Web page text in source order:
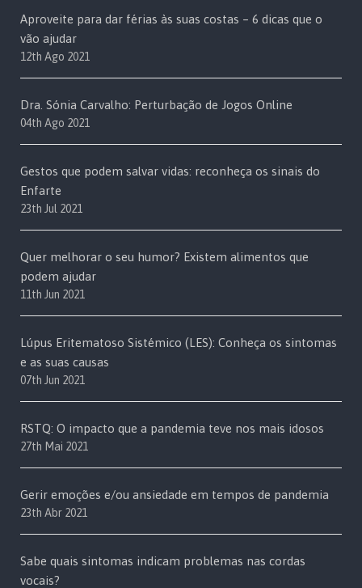
Aproveite para dar férias às suas costas – 6 dicas que o
vão ajudar
12th Ago 2021
Dra. Sónia Carvalho: Perturbação de Jogos Online
04th Ago 2021
Gestos que podem salvar vidas: reconheça os sinais do
Enfarte
23th Jul 2021
Quer melhorar o seu humor? Existem alimentos que
podem ajudar
11th Jun 2021
Lúpus Eritematoso Sistémico (LES): Conheça os sintomas
e as suas causas
07th Jun 2021
RSTQ: O impacto que a pandemia teve nos mais idosos
27th Mai 2021
Gerir emoções e/ou ansiedade em tempos de pandemia
23th Abr 2021
Sabe quais sintomas indicam problemas nas cordas
vocais?